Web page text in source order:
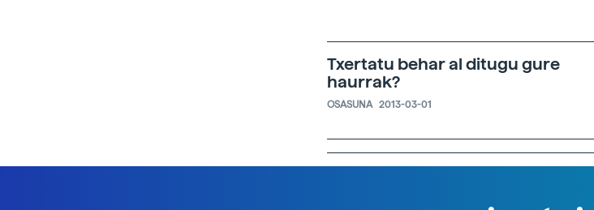
Txertatu behar al ditugu gure
haurrak?
OSASUNA 2013-03-01